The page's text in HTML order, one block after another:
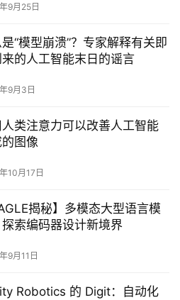
9月25日
“模型崩溃”？专家解释有关即
的人工智能末日的谣言
9月3日
类注意力可以改善人工智能
图像
10月17日
揭秘】多模态大型语言模
索编码器设计新境界
9月11日
Robotics 的 Digit：自动化